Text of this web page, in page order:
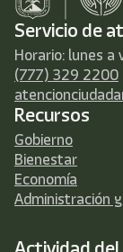
Servicio de
Horario: lunes a
(777) 329 2200
Recursos
Gobierno
Bienestar
Economía
Administración